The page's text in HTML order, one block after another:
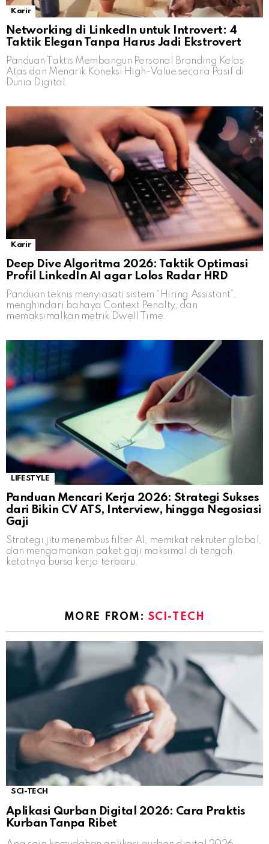
Karir
Networking di LinkedIn untuk Introvert: 4
Taktik Elegan Tanpa Harus Jadi Ekstrovert
Panduan Taktis Membangun Personal Branding Kelas
Atas dan Menarik Koneksi High-Value secara Pasif di
Dunia Digital.
Karir
Deep Dive Algoritma 2026: Taktik Optimasi
Profil LinkedIn AI agar Lolos Radar HRD
Panduan teknis menyiasati sistem “Hiring Assistant”,
menghindari bahaya Context Penalty, dan
memaksimalkan metrik Dwell Time.
LIFESTYLE
Panduan Mencari Kerja 2026: Strategi Sukses
dari Bikin CV ATS, Interview, hingga Negosiasi
Gaji
Strategi jitu menembus filter AI, memikat rekruter global,
dan mengamankan paket gaji maksimal di tengah
ketatnya bursa kerja terbaru.
MORE FROM: SCI-TECH
SCI-TECH
Aplikasi Qurban Digital 2026: Cara Praktis
Kurban Tanpa Ribet